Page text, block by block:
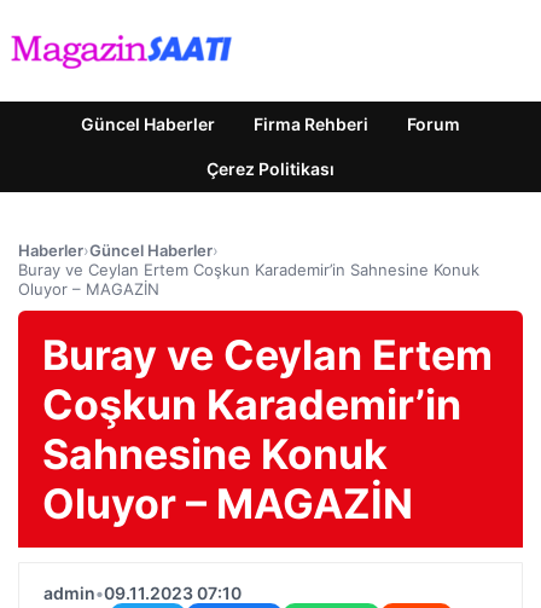
Güncel Haberler Firma Rehberi Forum
Çerez Politikası
Haberler›Güncel Haberler›
Buray ve Ceylan Ertem Coşkun Karademir’in Sahnesine Konuk
Oluyor – MAGAZİN
Buray ve Ceylan Ertem
Coşkun Karademir’in
Sahnesine Konuk
Oluyor – MAGAZİN
admin•09.11.2023 07:10